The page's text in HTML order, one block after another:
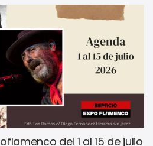
del 1 al 15 de julio